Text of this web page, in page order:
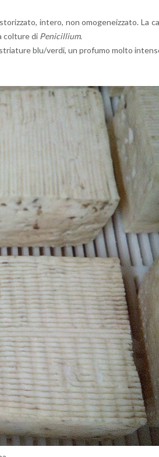
in­te­ro, non omo­ge­neiz­za­to. La
col­tu­re di Pe­ni­cil­lium.
blu/verdi, un pro­fu­mo molto